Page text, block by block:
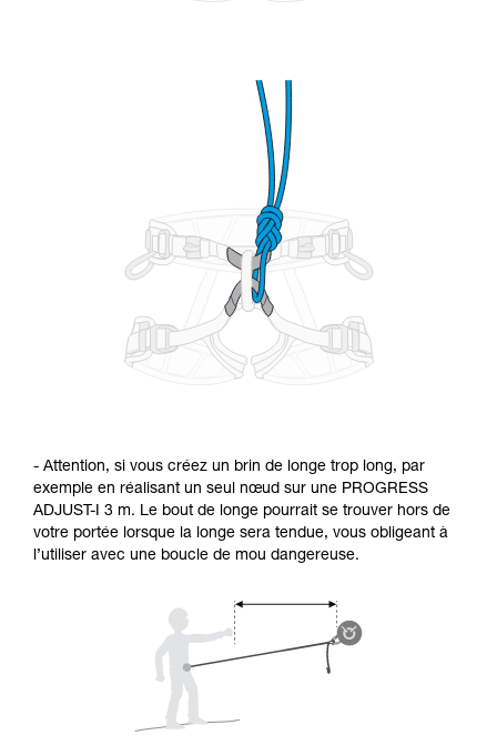
- Attention, si vous créez un brin de longe trop long, par
exemple en réalisant un seul nœud sur une PROGRESS
ADJUST-I 3 m. Le bout de longe pourrait se trouver hors de
votre portée lorsque la longe sera tendue, vous obligeant à
l’utiliser avec une boucle de mou dangereuse.